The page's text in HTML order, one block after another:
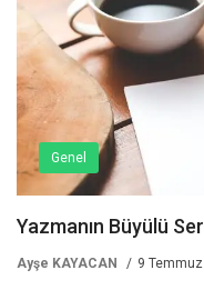
Genel
Yazmanın Büyülü
Ayşe KAYACAN 9